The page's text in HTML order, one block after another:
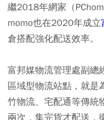
繼2018年網家（
momo也在2020年成立
倉搭配強化配送效率。
富邦媒物流管理處副總
區域型物流站點，就是
竹物流、宅配通等傳統
兩次，集完貨才配送，